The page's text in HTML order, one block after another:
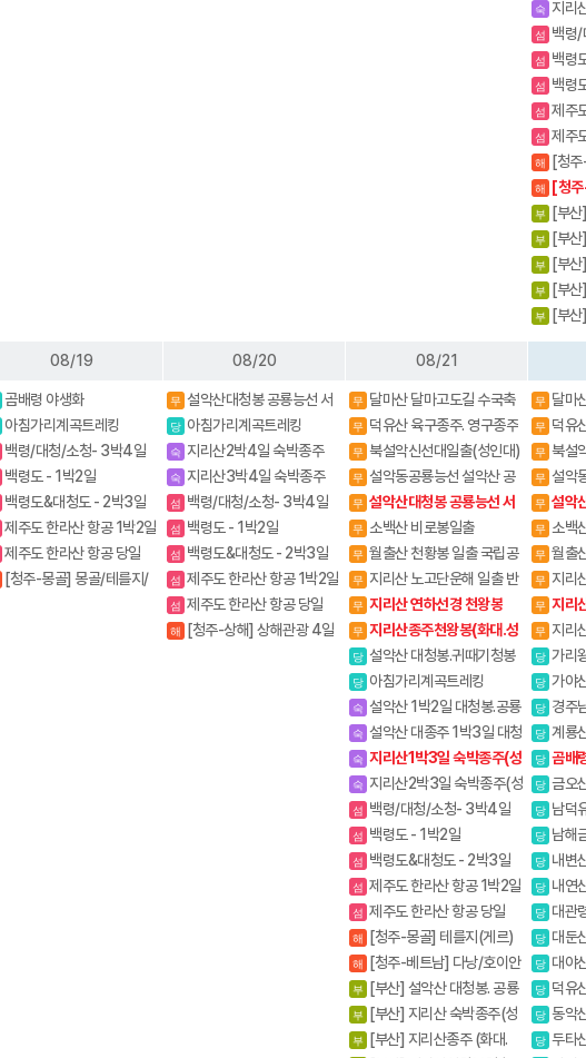
숙 지리
중,성대)
섬 백령/
섬 백령
섬 백령
섬 제주
섬 제주
해 [청주
/ 상해+
해 [청주
+북파 3
부 [부산]
출발.야
부 [부산]
화
부 [부산]
능선
부 [부산]
중)천왕
부 [부산]
08/19
곰배령 야생화
아침가리계곡트레킹
백령/대청/소청- 3박4일
백령도 - 1박2일
백령도&대청도 - 2박3일
제주도 한라산 항공 1박2일
제주도 한라산 항공 당일
[청주-몽골] 몽골/테를지/
08/20
무 설악산대청봉 공룡능선 서
북능선 백담사
당 아침가리계곡트레킹
숙 지리산2박4일 숙박종주
(화대.성중)
숙 지리산3박4일 숙박종주
(화대종주)
섬 백령/대청/소청- 3박4일
섬 백령도 - 1박2일
섬 백령도&대청도 - 2박3일
섬 제주도 한라산 항공 1박2일
섬 제주도 한라산 항공 당일
해 [청주-상해] 상해관광 4일
08/21
무 달마산 달마고도길 수국축
제
무 덕유산 육구종주. 영구종주
무 북설악신선대일출(성인대)
내설악 4암자길
무 설악동공룡능선 설악산 공
룡능선(설악동출발)
무 설악산대청봉 공룡능선 서
북능선 백담사
무 소백산 비로봉일출
무 월출산 천황봉 일출 국립공
원
무 지리산 노고단운해 일출 반
야봉 뱀사골계곡
무 지리산 연하선경 천왕봉
무 지리산종주천왕봉(화대.성
중)
당 설악산 대청봉.귀때기청봉
진달래.흘림골 강원20대명산
당 아침가리계곡트레킹
숙 설악산 1박2일 대청봉.공룡
능선 (갈땐 시외버스이용)
숙 설악산 대종주 1박3일 대청
봉.공룡능선 서북능선
숙 지리산1박3일 숙박종주(성
중.화대)
숙 지리산2박3일 숙박종주(성
중,성대)
섬 백령/대청/소청- 3박4일
섬 백령도 - 1박2일
섬 백령도&대청도 - 2박3일
섬 제주도 한라산 항공 1박2일
섬 제주도 한라산 항공 당일
해 [청주-몽골] 테를지(게르)
5일
해 [청주-베트남] 다낭/호이안
3박5일
부 [부산] 설악산 대청봉. 공룡
능선
부 [부산] 지리산 숙박종주(성
중.화대)1무1박3일
부 [부산] 지리산종주 (화대.
무 달마
제
무 덕유
무 북설
내설악 4
무 설악
룡능선(
무 설악
북능선
무 소백
무 월출
원
무 지리
야봉 뱀
무 지리
무 지리
중)
당 가리
카(여행
당 가야
원
당 경주
당 계룡
당 곰배
당 금오
당 남덕
당 남해
당 내변
당 내연
대
당 대관
길
당 대둔
당 대야
성봉
당 덕유
생화
당 동악
당 두타